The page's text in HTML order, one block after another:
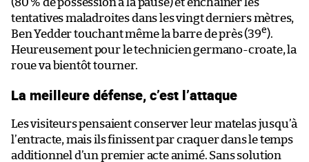
tentatives maladroites dans les vingt derniers mètres,
Ben Yedder touchant même la barre de près (39e).
Heureusement pour le technicien germano-croate, la
roue va bientôt tourner.
La meilleure défense, c’est l’attaque
Les visiteurs pensaient conserver leur matelas jusqu’à
l’entracte, mais ils finissent par craquer dans le temps
additionnel d’un premier acte animé. Sans solution